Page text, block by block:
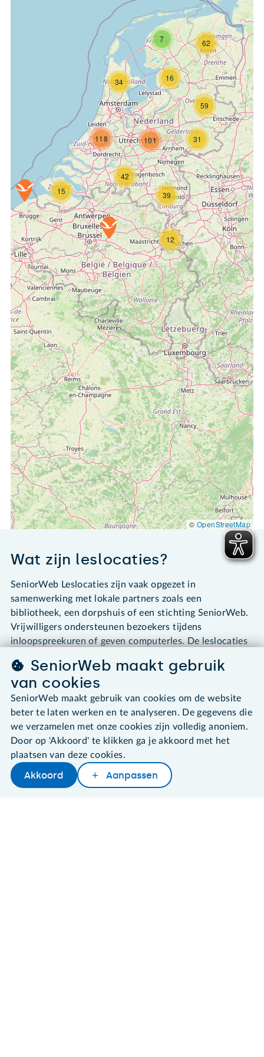
15
12
16
7 62
59
42
31
34
118
39
101
©OpenStreetMap
Wat zijn leslocaties?
SeniorWeb Leslocaties zijn vaak opgezet in
samenwerking met lokale partners zoals een
bibliotheek, een dorpshuis of een stichting SeniorWeb.
Vrijwilligers ondersteunen bezoekers tijdens
inloopspreekuren of geven computerles. De leslocaties
Footer
Tips & Uitleg
Cursussen
PCHulp
SeniorWeb maakt gebruik
van cookies
SeniorWeb maakt gebruik van cookies om de website
beter te laten werken en te analyseren. De gegevens die
we verzamelen met onze cookies zijn volledig anoniem.
Door op 'Akkoord' te klikken ga je akkoord met het
plaatsen van deze cookies.
Akkoord Aanpassen